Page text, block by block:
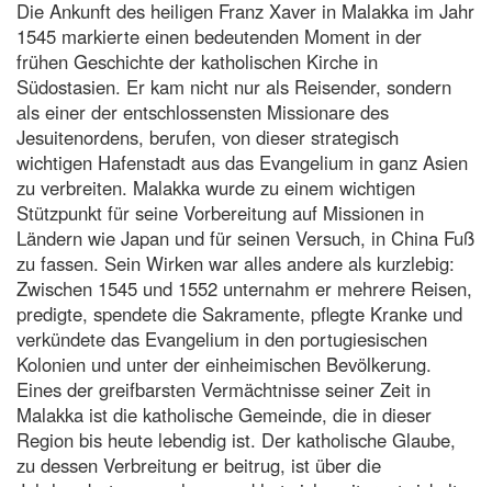
Die Ankunft des heiligen Franz Xaver in Malakka im Jahr
1545 markierte einen bedeutenden Moment in der
frühen Geschichte der katholischen Kirche in
Südostasien. Er kam nicht nur als Reisender, sondern
als einer der entschlossensten Missionare des
Jesuitenordens, berufen, von dieser strategisch
wichtigen Hafenstadt aus das Evangelium in ganz Asien
zu verbreiten. Malakka wurde zu einem wichtigen
Stützpunkt für seine Vorbereitung auf Missionen in
Ländern wie Japan und für seinen Versuch, in China Fuß
zu fassen. Sein Wirken war alles andere als kurzlebig:
Zwischen 1545 und 1552 unternahm er mehrere Reisen,
predigte, spendete die Sakramente, pflegte Kranke und
verkündete das Evangelium in den portugiesischen
Kolonien und unter der einheimischen Bevölkerung.
Eines der greifbarsten Vermächtnisse seiner Zeit in
Malakka ist die katholische Gemeinde, die in dieser
Region bis heute lebendig ist. Der katholische Glaube,
zu dessen Verbreitung er beitrug, ist über die